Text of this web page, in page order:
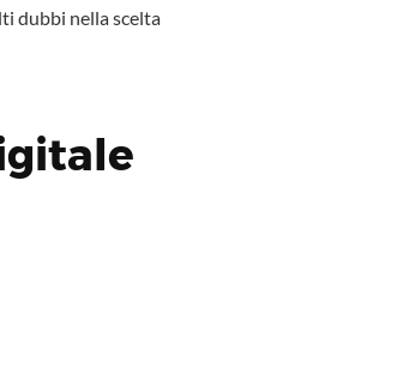
dubbi nella scelta